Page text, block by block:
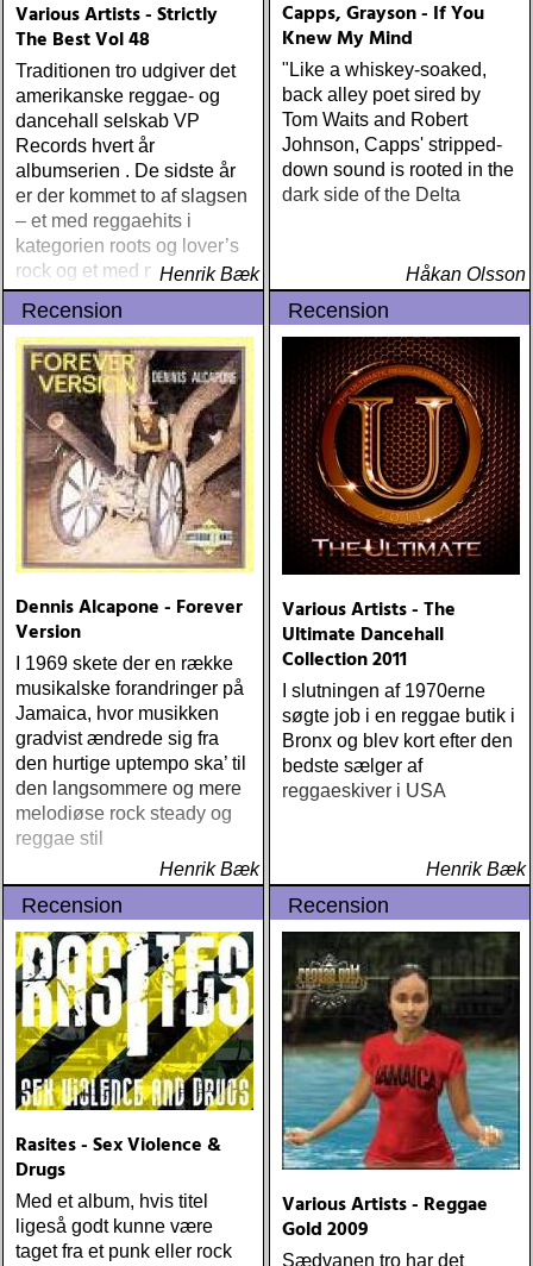
Various Artists - Strictly
The Best Vol 48
Traditionen tro udgiver det
amerikanske reggae- og
dancehall selskab VP
Records hvert år
albumserien . De sidste år
er der kommet to af slagsen
– et med reggaehits i
kategorien roots og lover’s
rock og et med nyt indenfor
dancehallgenren
Henrik Bæk
Capps, Grayson - If You
Knew My Mind
"Like a whiskey-soaked,
back alley poet sired by
Tom Waits and Robert
Johnson, Capps' stripped-
down sound is rooted in the
dark side of the Delta
Håkan Olsson
Recension
Dennis Alcapone - Forever
Version
I 1969 skete der en række
musikalske forandringer på
Jamaica, hvor musikken
gradvist ændrede sig fra
den hurtige uptempo ska’ til
den langsommere og mere
melodiøse rock steady og
reggae stil
Henrik Bæk
Recension
Various Artists - The
Ultimate Dancehall
Collection 2011
I slutningen af 1970erne
søgte job i en reggae butik i
Bronx og blev kort efter den
bedste sælger af
reggaeskiver i USA
Henrik Bæk
Recension
Rasites - Sex Violence &
Drugs
Med et album, hvis titel
ligeså godt kunne være
taget fra et punk eller rock
Recension
Various Artists - Reggae
Gold 2009
Sædvanen tro har det